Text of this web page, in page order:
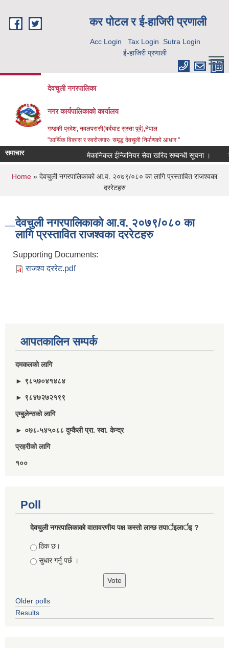
कर पाेटल र ई-हाजिरी प्रणाली
Acc Login Tax Login Sutra Login
ई-हाजिरी प्रणाली
देवचुली नगरपालिका
नगर कार्यपालिकाको कार्यालय
गण्डकी प्रदेश, नवलपरासी(बर्दघाट सुस्ता पूर्व),नेपाल
"आर्थिक विकास र स्वरोजगारः समृद्ध देवचुली निर्माणको आधार "
समाचार मेकानिकल ईन्जिनियर सेवा खरिद सम्बन्धी सूचना ।
You are here
Home » देवचुली नगरपालिकाको आ.व. २०७९/०८० का लागि प्रस्तावित राजश्वका
दररेटहरु
देवचुली नगरपालिकाको आ.व. २०७९/०८० का
लागि प्रस्तावित राजश्वका दररेटहरु
Supporting Documents:
राजश्व दररेट.pdf
आपतकालिन सम्पर्क
दमकलकाे लागि
► ९८५७०४१४८४
► ९८४७२७२१९९
एम्बुलेन्सकाे लागि
► ०७८-५४५०८८ दुम्कैली प्रा. स्वा. केन्द्र
प्रहरीकाे लागि
१००
Poll
देवचुली नगरपालिकाकाे वातावरणीय पक्ष कस्ताे लाग्छ तपार्इलार्इ ?
Choices
ठिक छ।
सुधार गर्नु पर्छ ।
Older polls
Results